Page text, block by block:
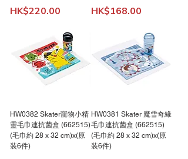
價格
HK$220.00 價格
HK$168.00
HW0382 Skater寵物小精
靈毛巾連抗菌盒 (662515)
(毛巾約 28 x 32 cm)x(原
装6件)
HW0381 Skater 魔雪奇緣
毛巾連抗菌盒 (662515)
(毛巾約 28 x 32 cm)x(原
装6件)